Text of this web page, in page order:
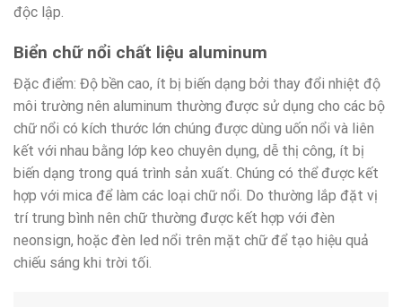
độc lập.
Biển chữ nổi chất liệu aluminum
Đặc điểm: Độ bền cao, ít bị biến dạng bởi thay đổi nhiệt độ
môi trường nên aluminum thường được sử dụng cho các bộ
chữ nổi có kích thước lớn chúng được dùng uốn nổi và liên
kết với nhau bằng lớp keo chuyên dụng, dễ thị công, ít bị
biến dạng trong quá trình sản xuất. Chúng có thể được kết
hợp với mica để làm các loại chữ nổi. Do thường lắp đặt vị
trí trung bình nên chữ thường được kết hợp với đèn
neonsign, hoặc đèn led nổi trên mặt chữ để tạo hiệu quả
chiếu sáng khi trời tối.